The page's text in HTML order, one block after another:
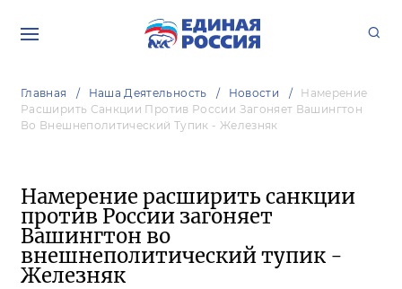
Главная Наша Деятельность Новости
Намерение
Расширить Санкции Против России Загоняет Вашингтон
Во Внешнеполитический Тупик - Железняк
Намерение расширить санкции
против России загоняет
Вашингтон во
внешнеполитический тупик -
Железняк